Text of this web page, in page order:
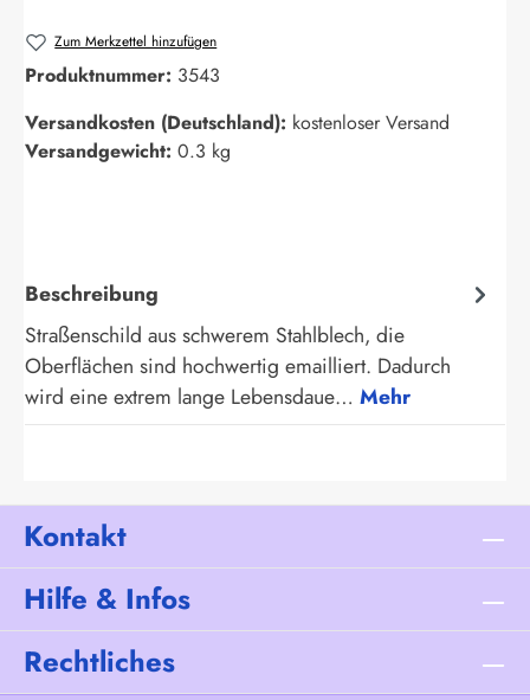
Zum Merkzettel hinzufügen
Produktnummer: 3543
Versandkosten (Deutschland): kostenloser Versand
Versandgewicht: 0.3 kg
Beschreibung
Straßenschild aus schwerem Stahlblech, die
Oberflächen sind hochwertig emailliert. Dadurch
wird eine extrem lange Lebensdaue… Mehr
Kontakt
Hilfe & Infos
Rechtliches